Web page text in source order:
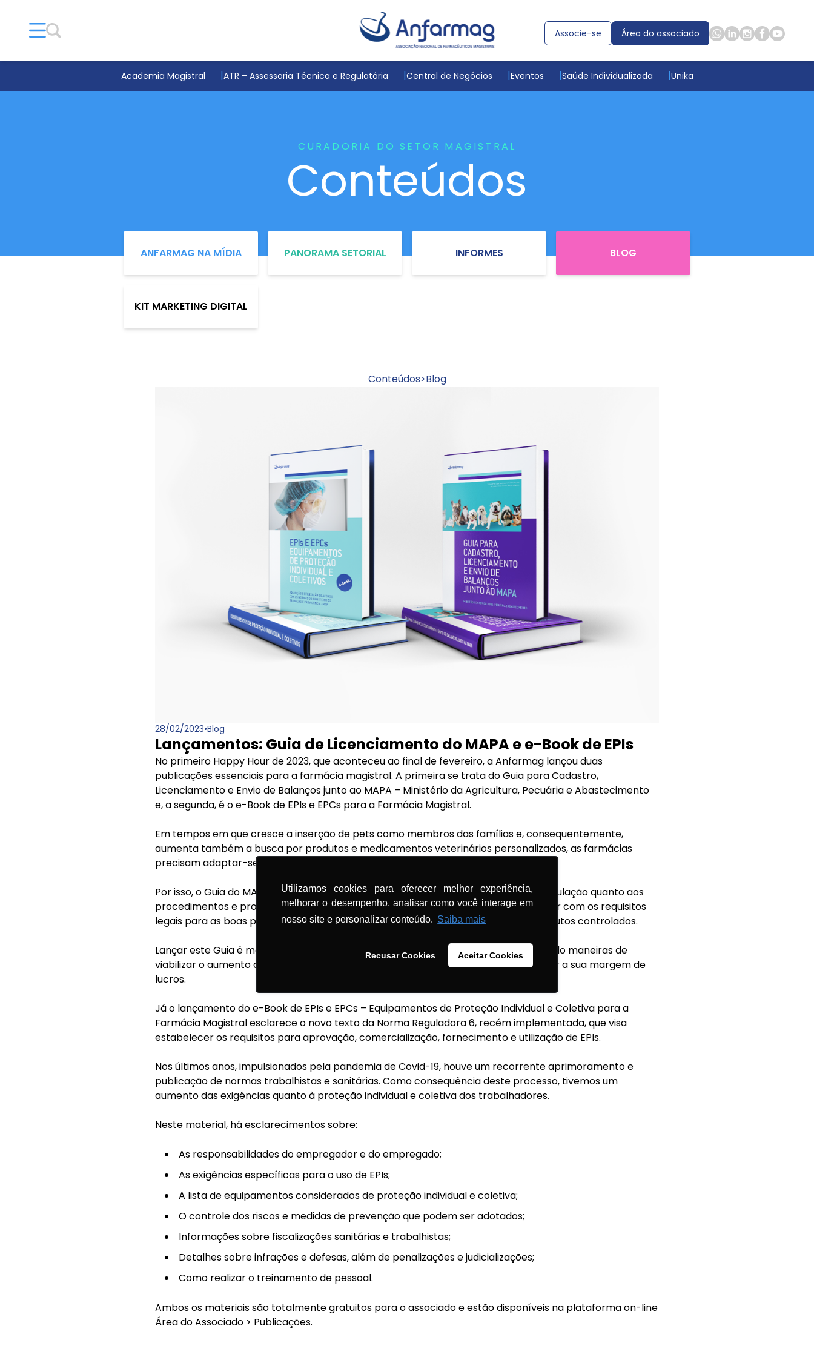
Utilizamos cookies para oferecer melhor experiência,
melhorar o desempenho, analisar como você interage em
nosso site e personalizar conteúdo. Saiba mais
Recusar Cookies Aceitar Cookies
Associe-se Área do associado
Academia Magistral ATR – Assessoria Técnica e Regulatória Central de Negócios Eventos Saúde Individualizada Unika
CURADORIA DO SETOR MAGISTRAL
Conteúdos
ANFARMAG NA MÍDIA PANORAMA SETORIAL INFORMES BLOG
KIT MARKETING DIGITAL
Conteúdos>Blog
28/02/2023•Blog
Lançamentos: Guia de Licenciamento do MAPA e e-Book de EPIs
No primeiro Happy Hour de 2023, que aconteceu ao final de fevereiro, a Anfarmag lançou duas
publicações essenciais para a farmácia magistral. A primeira se trata do Guia para Cadastro,
Licenciamento e Envio de Balanços junto ao MAPA – Ministério da Agricultura, Pecuária e Abastecimento
e, a segunda, é o e-Book de EPIs e EPCs para a Farmácia Magistral.
Em tempos em que cresce a inserção de pets como membros das famílias e, consequentemente,
aumenta também a busca por produtos e medicamentos veterinários personalizados, as farmácias
precisam adaptar-se a tais práticas magistrais.
Por isso, o Guia do MAPA orienta osgestores e responsáveis das farmácias de manipulação quanto aos
procedimentos e processos regulatórios junto ao Ministério e, assim, possam cumprircom os requisitos
legais para as boas práticas de manipulação e com os prazos dos balanços de produtos controlados.
Lançar este Guia é mais uma estratégia da Anfarmag para proporcionar ao associado maneiras de
viabilizar o aumento da oferta de produtos e serviços aos clientes e, assim, aumentar a sua margem de
lucros.
Já o lançamento do e-Book de EPIs e EPCs – Equipamentos de Proteção Individual e Coletiva para a
Farmácia Magistralesclarece o novo texto da Norma Reguladora 6, recém implementada, que visa
estabelecer os requisitos para aprovação, comercialização, fornecimento e utilização de EPIs.
Nos últimos anos, impulsionados pela pandemia de Covid-19, houve um recorrente aprimoramento e
publicação de normas trabalhistas e sanitárias. Como consequência deste processo, tivemos um
aumento das exigências quanto à proteção individual e coletiva dos trabalhadores.
Neste material, há esclarecimentos sobre:
As responsabilidades do empregador e do empregado;
As exigências específicas para o uso de EPIs;
A lista de equipamentos considerados de proteção individual e coletiva;
O controle dos riscos e medidas de prevenção que podem ser adotados;
Informações sobre fiscalizações sanitárias e trabalhistas;
Detalhes sobre infrações e defesas, além de penalizações e judicializações;
Como realizar o treinamento de pessoal.
Ambos os materiais são totalmente gratuitos para o associado e estão disponíveis na plataforma on-line
Área do Associado > Publicações.